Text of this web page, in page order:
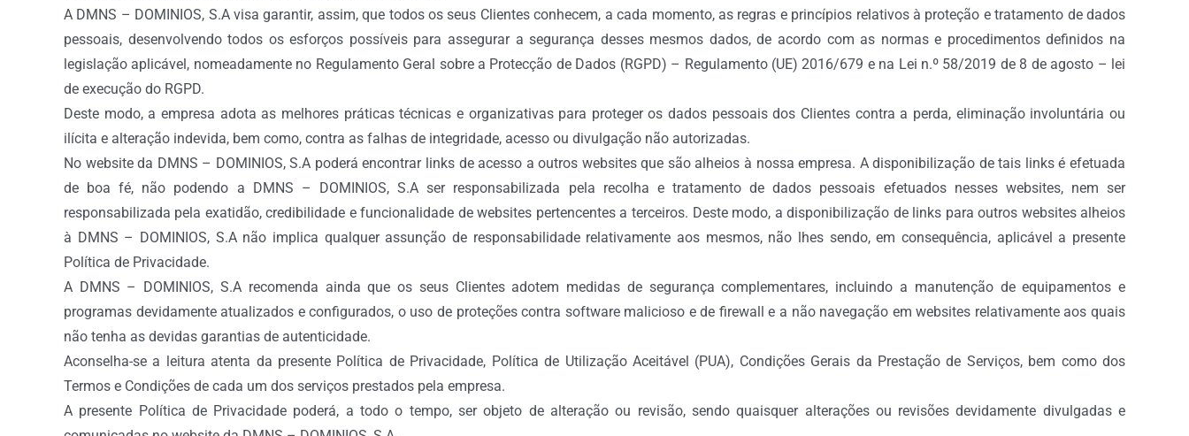
A DMNS – DOMINIOS, S.A visa garantir, assim, que todos os seus Clientes conhecem, a cada momento, as regras e princípios relativos à proteção e tratamento de dados
pessoais, desenvolvendo todos os esforços possíveis para assegurar a segurança desses mesmos dados, de acordo com as normas e procedimentos definidos na
legislação aplicável, nomeadamente no Regulamento Geral sobre a Protecção de Dados (RGPD) – Regulamento (UE) 2016/679 e na Lei n.º 58/2019 de 8 de agosto – lei
de execução do RGPD.
Deste modo, a empresa adota as melhores práticas técnicas e organizativas para proteger os dados pessoais dos Clientes contra a perda, eliminação involuntária ou
ilícita e alteração indevida, bem como, contra as falhas de integridade, acesso ou divulgação não autorizadas.
No website da DMNS – DOMINIOS, S.A poderá encontrar links de acesso a outros websites que são alheios à nossa empresa. A disponibilização de tais links é efetuada
de boa fé, não podendo a DMNS – DOMINIOS, S.A ser responsabilizada pela recolha e tratamento de dados pessoais efetuados nesses websites, nem ser
responsabilizada pela exatidão, credibilidade e funcionalidade de websites pertencentes a terceiros. Deste modo, a disponibilização de links para outros websites alheios
à DMNS – DOMINIOS, S.A não implica qualquer assunção de responsabilidade relativamente aos mesmos, não lhes sendo, em consequência, aplicável a presente
Política de Privacidade.
A DMNS – DOMINIOS, S.A recomenda ainda que os seus Clientes adotem medidas de segurança complementares, incluindo a manutenção de equipamentos e
programas devidamente atualizados e configurados, o uso de proteções contra software malicioso e de firewall e a não navegação em websites relativamente aos quais
não tenha as devidas garantias de autenticidade.
Aconselha-se a leitura atenta da presente Política de Privacidade, Política de Utilização Aceitável (PUA), Condições Gerais da Prestação de Serviços, bem como dos
Termos e Condições de cada um dos serviços prestados pela empresa.
A presente Política de Privacidade poderá, a todo o tempo, ser objeto de alteração ou revisão, sendo quaisquer alterações ou revisões devidamente divulgadas e